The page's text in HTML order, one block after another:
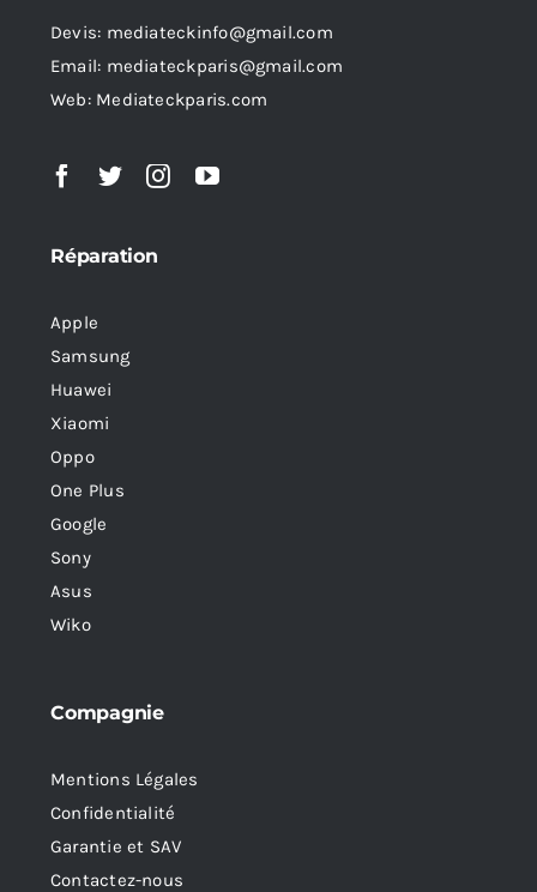
Devis: mediateckinfo@gmail.com
Email: mediateckparis@gmail.com
Web: Mediateckparis.com
Réparation
Apple
Samsung
Huawei
Xiaomi
Oppo
One Plus
Google
Sony
Asus
Wiko
Compagnie
Mentions Légales
Confidentialité
Garantie et SAV
Contactez-nous